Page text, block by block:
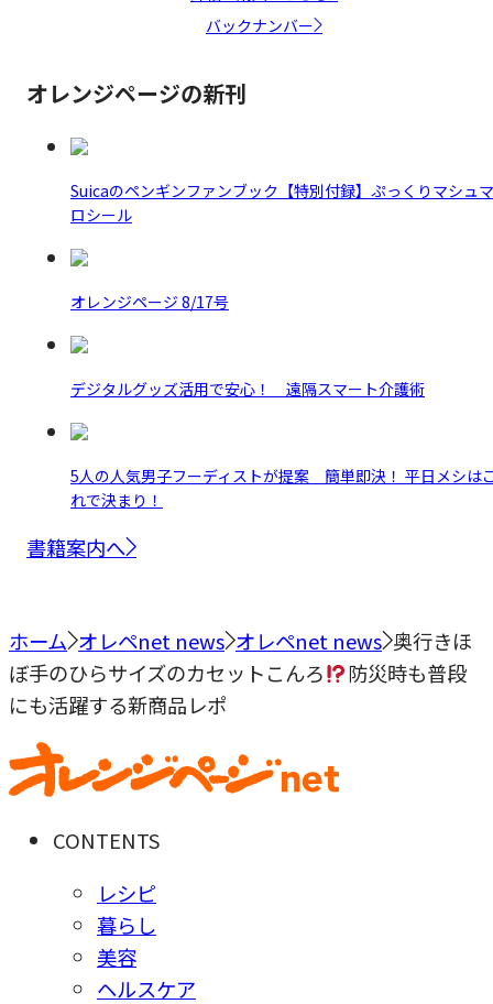
バックナンバー
オレンジページの新刊
Suicaのペンギンファンブック【特別付録】ぷっくりマシュマ
ロシール
オレンジページ 8/17号
デジタルグッズ活用で安心！ 遠隔スマート介護術
5人の人気男子フーディストが提案 簡単即決！ 平日メシは
れで決まり！
書籍案内へ
ホーム オレペnet news オレペnet news 奥行きほ
ぼ手のひらサイズのカセットこんろ
防災時も普段
にも活躍する新商品レポ
CONTENTS
レシピ
暮らし
美容
ヘルスケア